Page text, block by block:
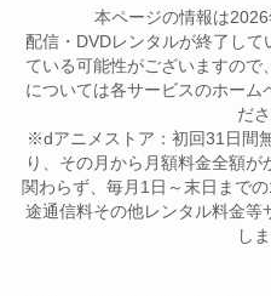
本ページの情報は2026
配信・DVDレンタルが終了し
ている可能性がございますので
については各サービスのホーム
ださ
※dアニメストア：初回31日間
り、その月から月額料金全額
関わらず、毎月1日～末日まで
途通信料その他レンタル料金等
し